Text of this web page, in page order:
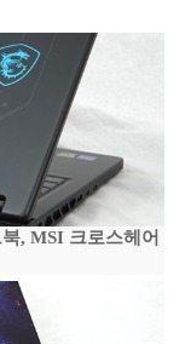
, MSI 크로스헤어